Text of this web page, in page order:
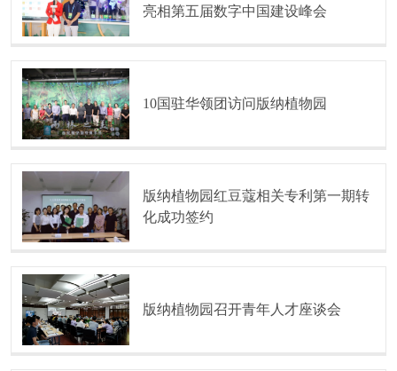
亮相第五届数字中国建设峰会
10国驻华领团访问版纳植物园
版纳植物园红豆蔻相关专利第一期转
化成功签约
版纳植物园召开青年人才座谈会